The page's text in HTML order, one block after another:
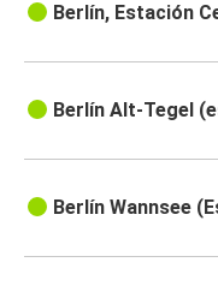
Berlín, Estación
Berlín Alt-Tegel
Berlín Wannsee